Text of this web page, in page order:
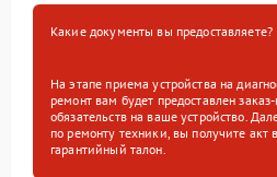
Какие документы вы предоставляете?
На этапе приема устройства на
ремонт вам будет предоставлен
обязательств на ваше устройство.
по ремонту техники, вы получите акт
гарантийный талон.